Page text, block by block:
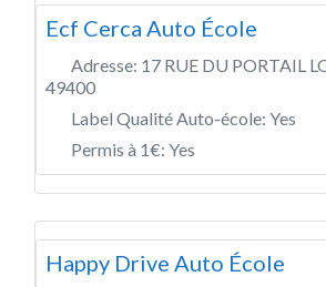
Ecf Cerca Auto École
Adresse: 17 RUE DU PORTAIL
49400
Label Qualité Auto-école: Yes
Permis à 1€: Yes
Happy Drive Auto École